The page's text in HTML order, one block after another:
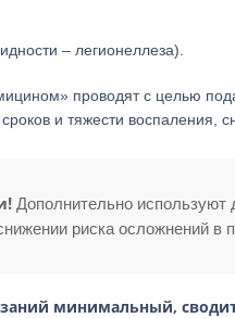
– легионеллеза).
проводят с целью
и тяжести воспаления,
Дополнительно используют
риска осложнений в
минимальный,